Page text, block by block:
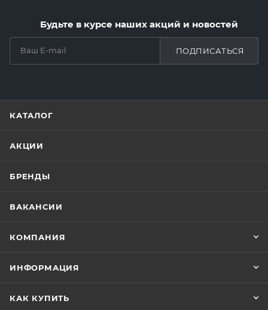
Будьте в курсе наших акций и новостей
ПОДПИСАТЬСЯ
КАТАЛОГ
АКЦИИ
БРЕНДЫ
ВАКАНСИИ
КОМПАНИЯ
ИНФОРМАЦИЯ
КАК КУПИТЬ